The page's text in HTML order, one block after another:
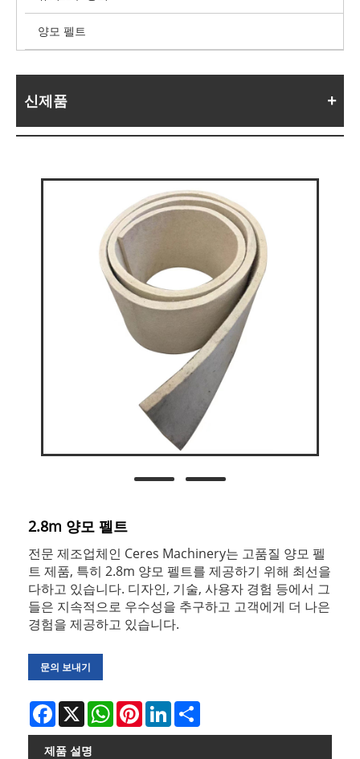
양모 펠트
신제품
2.8m 양모 펠트
전문 제조업체인 Ceres Machinery는 고품질 양모 펠
트 제품, 특히 2.8m 양모 펠트를 제공하기 위해 최선을
다하고 있습니다. 디자인, 기술, 사용자 경험 등에서 그
들은 지속적으로 우수성을 추구하고 고객에게 더 나은
경험을 제공하고 있습니다.
문의 보내기
Facebook
X WhatsAppPinterestLinkedIn
제품 설명